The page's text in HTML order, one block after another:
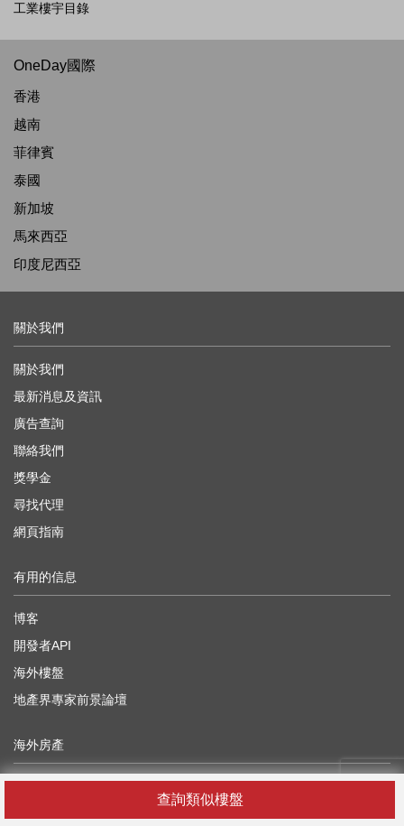
查詢類似樓盤
工業樓宇目錄
OneDay國際
香港
越南
菲律賓
泰國
新加坡
馬來西亞
印度尼西亞
關於我們
關於我們
最新消息及資訊
廣告查詢
聯絡我們
獎學金
尋找代理
網頁指南
有用的信息
博客
開發者API
海外樓盤
地產界專家前景論壇
海外房產